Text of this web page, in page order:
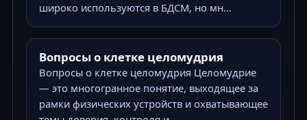
широко используются в БДСМ, но мн...
Вопросы о клетке целомудрия
Вопросы о клетке целомудрия Целомудрие
— это многогранное понятие, выходящее за
рамки физических устройств и охватывающее